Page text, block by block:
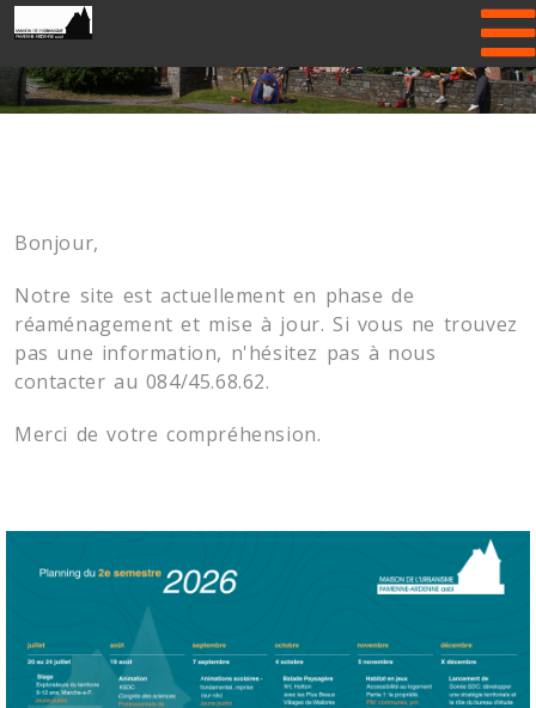
Previous Next
Bonjour,
Notre site est actuellement en phase de
réaménagement et mise à jour. Si vous ne trouvez
pas une information, n'hésitez pas à nous
contacter au 084/45.68.62.
Merci de votre compréhension.